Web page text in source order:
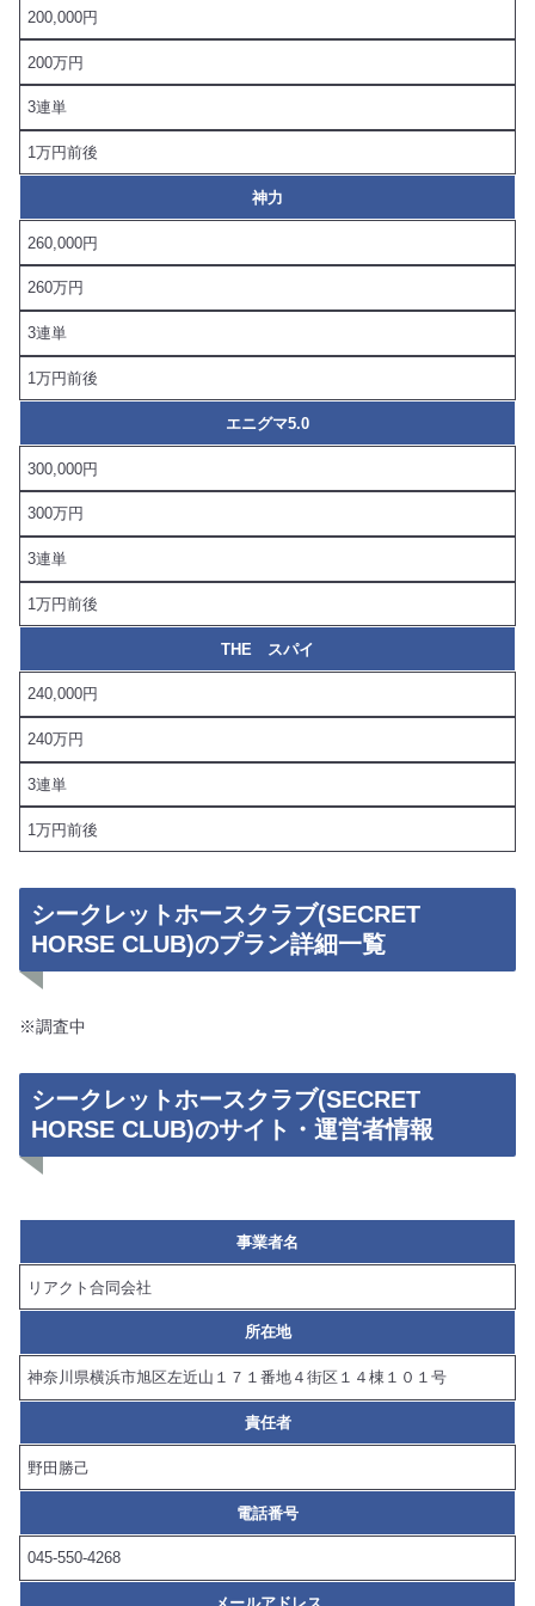
200,000円
200万円
3連単
1万円前後
神力
260,000円
260万円
3連単
1万円前後
エニグマ5.0
300,000円
300万円
3連単
1万円前後
THE スパイ
240,000円
240万円
3連単
1万円前後
シークレットホースクラブ(SECRET
HORSE CLUB)のプラン詳細一覧
※調査中
シークレットホースクラブ(SECRET
HORSE CLUB)のサイト・運営者情報
事業者名
リアクト合同会社
所在地
神奈川県横浜市旭区左近山１７１番地４街区１４棟１０１号
責任者
野田勝己
電話番号
045-550-4268